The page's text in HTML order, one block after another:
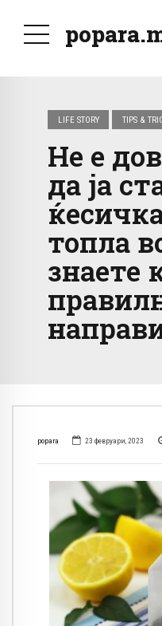
LIFE STORY TIPS &
Не е
да ја
топла
знаете
popara 23 февруари, 2023